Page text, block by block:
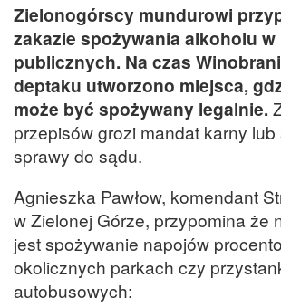
Zielonogórscy mundurowi
zakazie spożywania alkoholu
publicznych. Na czas
deptaku utworzono miejsca,
może być spożywany legalnie.
przepisów grozi mandat karny
sprawy do sądu.
Agnieszka Pawłow, komendant
w Zielonej Górze, przypomina że
jest spożywanie napojów
okolicznych parkach czy
autobusowych: